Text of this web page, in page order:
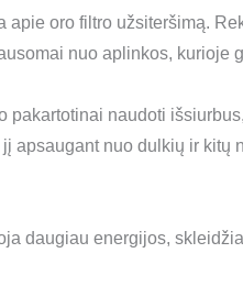
oro filtro užsiteršimą.
nuo aplinkos, kurioje
pakartotinai naudoti
apsaugant nuo dulkių ir kitų
daugiau energijos,